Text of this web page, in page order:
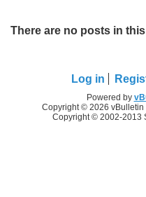
There are no posts in
Log in
Powered by
Copyright © 2026 vBulletin
Copyright © 2002-2013